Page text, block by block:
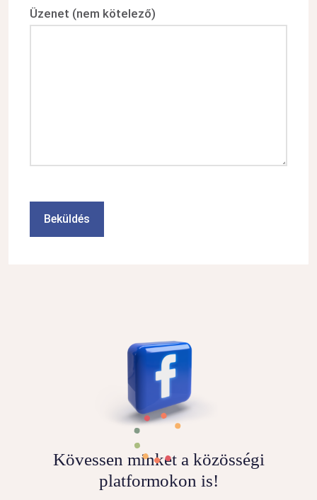
Üzenet (nem kötelező)
Kövessen minket a közösségi
platformokon is!